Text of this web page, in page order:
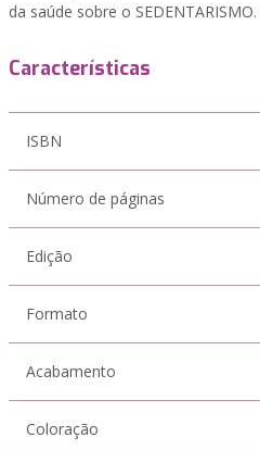
da saúde sobre o SEDENTARISMO.
Características
ISBN
Número de páginas
Edição
Formato
Acabamento
Coloração